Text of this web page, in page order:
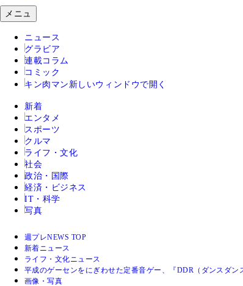
メニュ
ニュース
グラビア
連載コラム
コミック
キン肉マン 新しいウィンドウで開く
新着
エンタメ
スポーツ
クルマ
ライフ・文化
社会
政治・国際
経済・ビジネス
IT・科学
写真
週プレNEWS TOP
新着ニュース
ライフ・文化ニュース
平成のゲーセンをにぎわせた定番音ゲー、『DDR（ダンスダン
画像・写真